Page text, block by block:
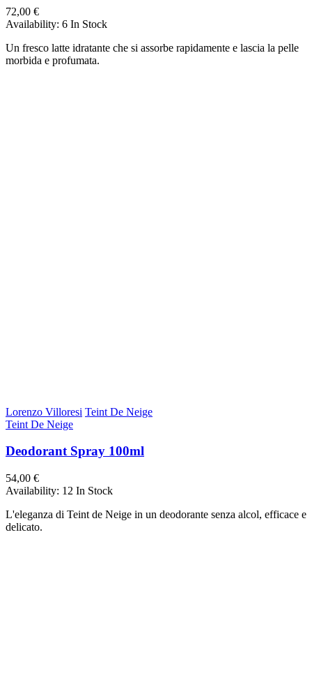
72,00 €
Availability: 6 In Stock
Un fresco latte idratante che si assorbe rapidamente e lascia la pelle
morbida e profumata.
Lorenzo Villoresi Teint De Neige
Teint De Neige
Deodorant Spray 100ml
54,00 €
Availability: 12 In Stock
L'eleganza di Teint de Neige in un deodorante senza alcol, efficace e
delicato.